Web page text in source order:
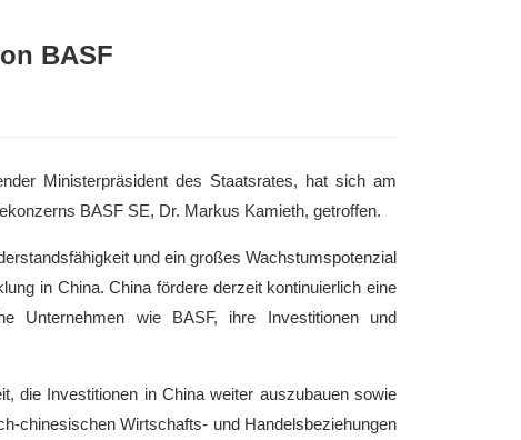
BASF
Ministerpräsident des Staatsrates, hat sich am
BASF SE, Dr. Markus Kamieth, getroffen.
und ein großes Wachstumspotenzial
in China. China fördere derzeit kontinuierlich eine
Unternehmen wie BASF, ihre Investitionen und
die Investitionen in China weiter auszubauen sowie
chinesischen Wirtschafts- und Handelsbeziehungen